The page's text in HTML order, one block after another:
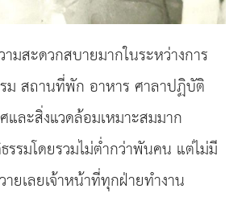
ามสะดวกสบายมากในระหว่างการ
ม สถานที่พัก อาหาร ศาลาปฏิบัติ
และสิ่งแวดล้อมเหมาะสมมาก
รมโดยรวมไม่ต่ำกว่าพันคน แต่ไม่มี
ยเลยเจ้าหน้าที่ทุกฝ่ายทำงาน